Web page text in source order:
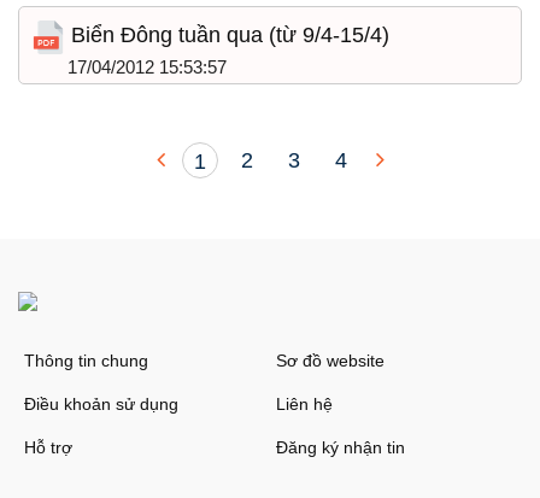
Biển Đông tuần qua (từ 9/4-15/4)
17/04/2012 15:53:57
1 2 3 4
Thông tin chung Sơ đồ website
Điều khoản sử dụng Liên hệ
Hỗ trợ Đăng ký nhận tin